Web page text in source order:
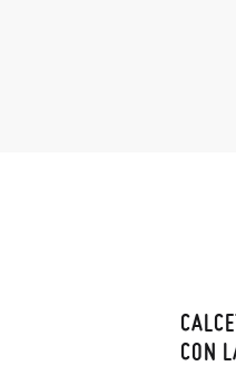
CON
En
hasta